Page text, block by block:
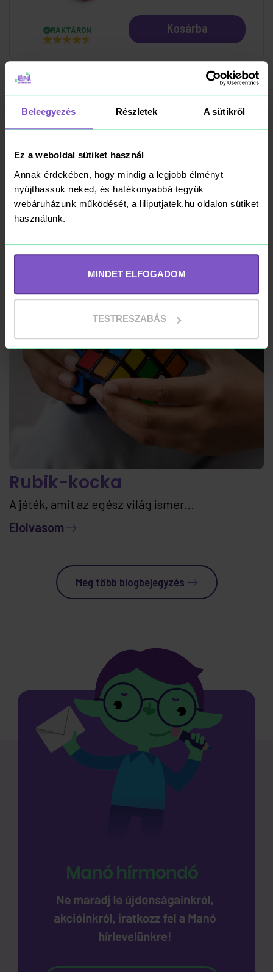
Beleegyezés Részletek A sütikről
Ez a weboldal sütiket használ
Annak érdekében, hogy mindig a legjobb élményt
nyújthassuk neked, és hatékonyabbá tegyük
webáruházunk működését, a liliputjatek.hu oldalon sütiket
használunk.
MINDET ELFOGADOM
TESTRESZABÁS
RAKTÁRON Kosárba
Ezt sugták a manók
Rubik-kocka
A játék, amit az egész világ ismer...
Elolvasom
Még több blogbejegyzés